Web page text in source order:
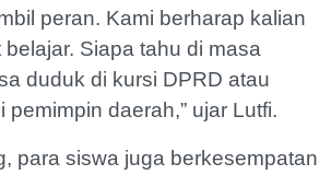
peran. Kami berharap kalian
Siapa tahu di masa
duduk di kursi DPRD atau
pemimpin daerah,” ujar Lutfi.
para siswa juga berkesempatan